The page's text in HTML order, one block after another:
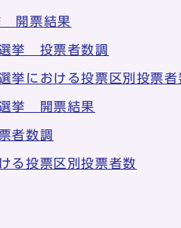
開票結果
挙 投票者数調
における投票区別投票者
挙 開票結果
者数調
る投票区別投票者数